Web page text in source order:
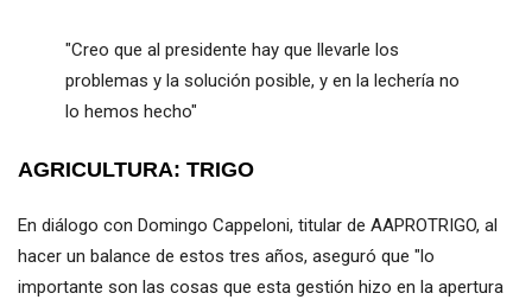
"Creo que al presidente hay que llevarle los
problemas y la solución posible, y en la lechería no
lo hemos hecho"
AGRICULTURA: TRIGO
En diálogo con Domingo Cappeloni, titular de AAPROTRIGO, al
hacer un balance de estos tres años, aseguró que "lo
importante son las cosas que esta gestión hizo en la apertura